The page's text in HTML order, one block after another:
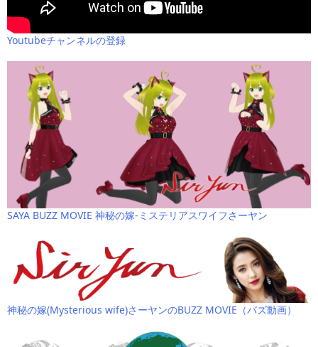
Youtubeチャンネルの登録
SAYA BUZZ MOVIE 神秘の嫁-ミステリアスワイフさーヤン
神秘の嫁(Mysterious wife)さーヤンのBUZZ MOVIE（バズ動画）